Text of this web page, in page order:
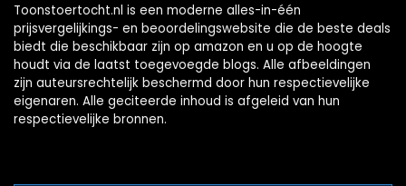
Toonstoertocht.nl is een moderne alles-in-één
prijsvergelijkings- en beoordelingswebsite die de beste deals
biedt die beschikbaar zijn op amazon en u op de hoogte
houdt via de laatst toegevoegde blogs. Alle afbeeldingen
zijn auteursrechtelijk beschermd door hun respectievelijke
eigenaren. Alle geciteerde inhoud is afgeleid van hun
respectievelijke bronnen.